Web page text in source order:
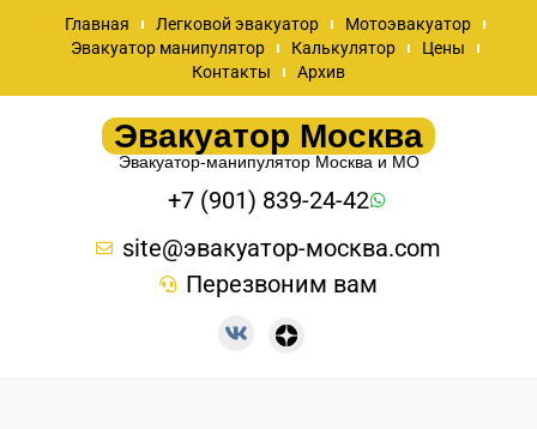
Главная Легковой эвакуатор
Мотоэвакуатор
Эвакуатор манипулятор
Калькулятор
Цены
Контакты
Архив
Эвакуатор Москва
Эвакуатор-манипулятор Москва и МО
+7 (901) 839-24-42
site@эвакуатор-москва.com
Перезвоним вам